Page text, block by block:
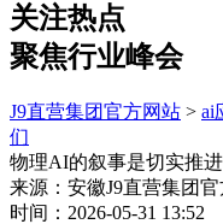
关注热点
聚焦行业峰会
J9直营集团官方网站 > ai
们
物理AI的叙事是切实推
来源：安徽J9直营集团
时间：2026-05-31 13:52